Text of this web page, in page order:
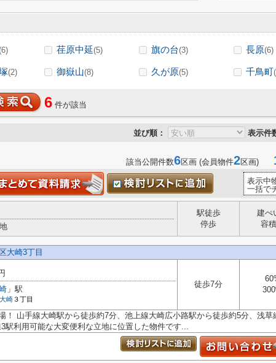
荏原中延(5) 旗の台(3) 長原(6)
(2) 御嶽山(8) 久が原(5) 千鳥町
6 件が該当
並び順： 表示件
該当公開件数6区画 (会員物件2区画)
表示中
一括で
駅徒歩
停歩
建ぺ
容
大崎3丁目
」駅
大崎３丁目
徒歩7分
！ 山手線大崎駅から徒歩約7分、池上線大崎広小路駅から徒歩約5分、浅草
駅利用可能な大変便利な立地に位置した物件です...